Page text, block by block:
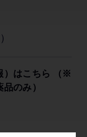
）はこちら （※
のみ）